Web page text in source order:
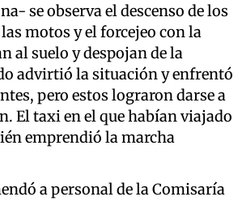
se observa el descenso de los
motos y el forcejeo con la
al suelo y despojan de la
advirtió la situación y enfrentó
pero estos lograron darse a
El taxi en el que habían viajado
emprendió la marcha
a personal de la Comisaría